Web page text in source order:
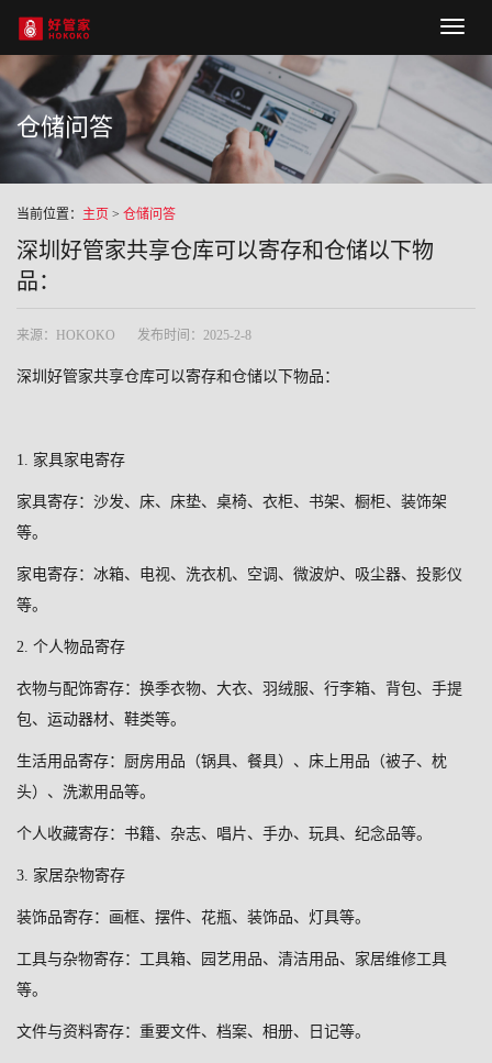
仓储问答
当前位置： 主页 > 仓储问答
深圳好管家共享仓库可以寄存和仓储以下物
品：
来源：HOKOKO 发布时间：2025-2-8
深圳好管家共享仓库可以寄存和仓储以下物品：
1. 家具家电寄存
家具寄存：沙发、床、床垫、桌椅、衣柜、书架、橱柜、装饰架
等。
家电寄存：冰箱、电视、洗衣机、空调、微波炉、吸尘器、投影仪
等。
2. 个人物品寄存
衣物与配饰寄存：换季衣物、大衣、羽绒服、行李箱、背包、手提
包、运动器材、鞋类等。
生活用品寄存：厨房用品（锅具、餐具）、床上用品（被子、枕
头）、洗漱用品等。
个人收藏寄存：书籍、杂志、唱片、手办、玩具、纪念品等。
3. 家居杂物寄存
装饰品寄存：画框、摆件、花瓶、装饰品、灯具等。
工具与杂物寄存：工具箱、园艺用品、清洁用品、家居维修工具
等。
文件与资料寄存：重要文件、档案、相册、日记等。